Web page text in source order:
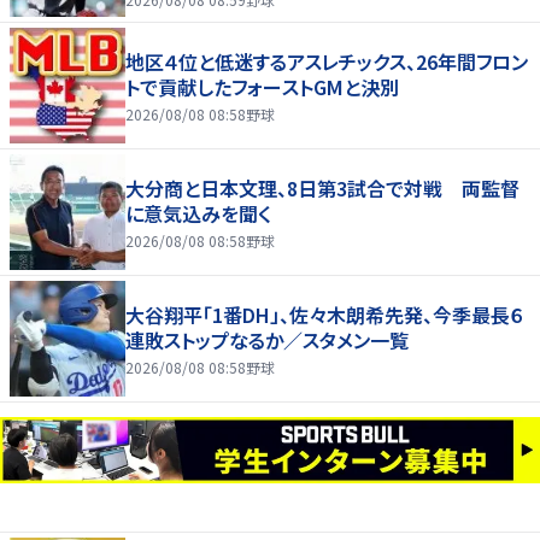
地区４位と低迷するアスレチックス、26年間フロン
トで貢献したフォーストGMと決別
2026/08/08 08:58野球
大分商と日本文理、8日第3試合で対戦 両監督
に意気込みを聞く
2026/08/08 08:58野球
大谷翔平「1番DH」、佐々木朗希先発、今季最長６
連敗ストップなるか／スタメン一覧
2026/08/08 08:58野球